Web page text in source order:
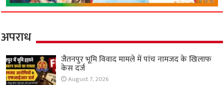
अपराध
जैतनपुर भूमि विवाद मामले में पांच नामजद के खिलाफ
केस दर्ज
August 7, 2026